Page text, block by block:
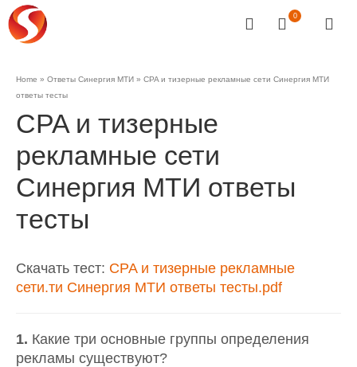
0
Home » Ответы Синергия МТИ » CPA и тизерные рекламные сети Синергия МТИ
ответы тесты
CPA и тизерные
рекламные сети
Синергия МТИ ответы
тесты
Скачать тест: CPA и тизерные рекламные
сети.ти Синергия МТИ ответы тесты.pdf
1. Какие три основные группы определения
рекламы существуют?